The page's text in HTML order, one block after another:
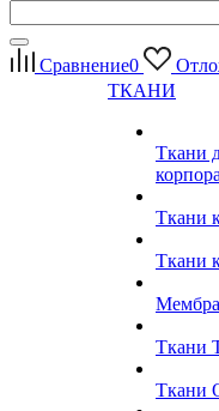
Сравнение0
ТКАНИ
Ткани
Ткани
Ткани
Ткани
Ткани